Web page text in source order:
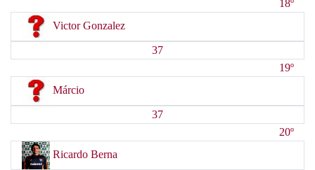
18º
Victor Gonzalez
37
19º
Márcio
37
20º
Ricardo Berna